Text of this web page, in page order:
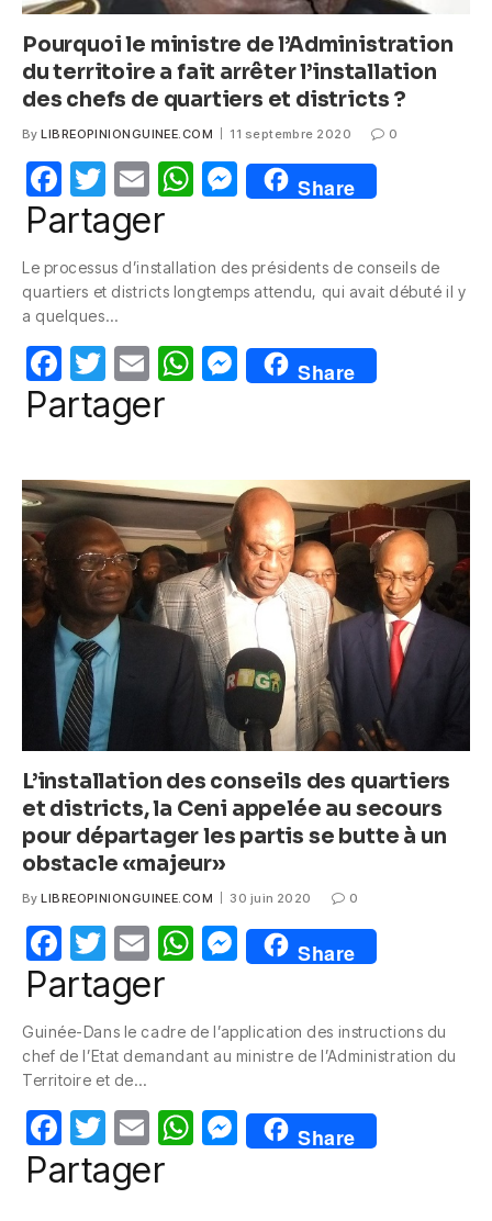
Pourquoi le ministre de l’Administration
du territoire a fait arrêter l’installation
des chefs de quartiers et districts ?
By LIBREOPINIONGUINEE.COM 11 septembre 2020 0
F
a
e
b
o
o
k
T
w
itt
er
E
m
W
s
p
p
M
e
e
g
er
Share
Partager
Le processus d’installation des présidents de conseils de
quartiers et districts longtemps attendu, qui avait débuté il y
a quelques…
F
a
e
b
o
o
k
T
w
itt
er
E
m
W
A
p
p
M
e
e
n
g
er
Share
Partager
L’installation des conseils des quartiers
et districts, la Ceni appelée au secours
pour départager les partis se butte à un
obstacle «majeur»
By LIBREOPINIONGUINEE.COM 30 juin 2020 0
F
a
e
b
o
o
k
T
w
itt
er
E
m
W
s
p
p
M
e
e
g
er
Share
Partager
Guinée-Dans le cadre de l’application des instructions du
chef de l’Etat demandant au ministre de l’Administration du
Territoire et de…
F
a
T
w
itt
E
m
W M
e
Share
Partager